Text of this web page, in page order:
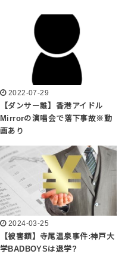
2022-07-29
【ダンサー誰】香港アイドル
Mirrorの演唱会で落下事故※動
画あり
2024-03-25
【被害額】寺尾温泉事件:神戸大
学BADBOYSは退学?